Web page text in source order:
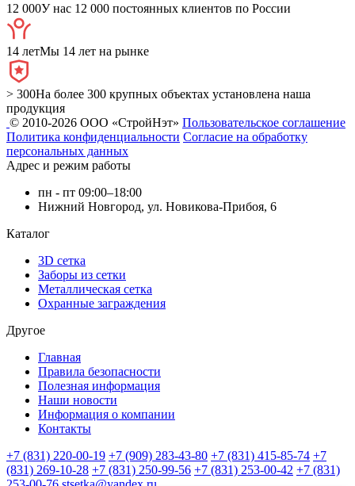
12 000У нас 12 000 постоянных клиентов по России
14 летМы 14 лет на рынке
> 300На более 300 крупных объектах установлена наша
продукция
© 2010-2026 ООО «СтройНэт» Пользовательское соглашение
Политика конфиденциальности Согласие на обработку
персональных данных
Адрес и режим работы
пн - пт 09:00–18:00
Нижний Новгород, ул. Новикова-Прибоя, 6
Каталог
3D сетка
Заборы из сетки
Металлическая сетка
Охранные заграждения
Другое
Главная
Правила безопасности
Полезная информация
Наши новости
Информация о компании
Контакты
+7 (831) 220-00-19 +7 (909) 283-43-80 +7 (831) 415-85-74 +7
(831) 269-10-28 +7 (831) 250-99-56 +7 (831) 253-00-42 +7 (831)